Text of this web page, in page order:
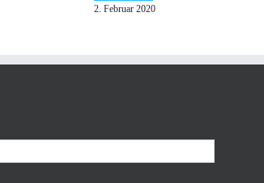
2. Februar 2020